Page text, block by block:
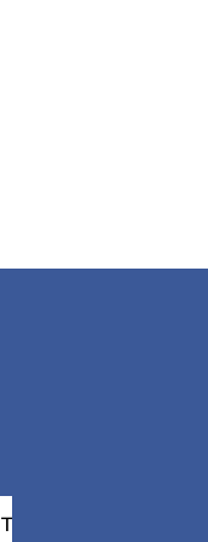
Tolosa